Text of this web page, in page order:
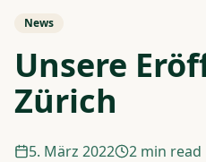
News
Unsere
Zürich
5. März 2022 2 min read